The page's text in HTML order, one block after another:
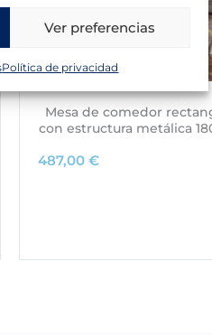
Ver preferencias
Política de privacidad
Mesa de comedor
con estructura metálica
487,00 €